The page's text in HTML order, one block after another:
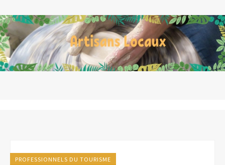
PROFESSIONNELS DU TOURISME